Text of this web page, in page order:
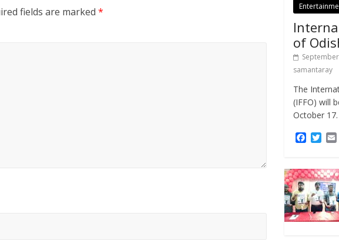
fields are marked *
of
samantaray
The
(IFFO) will
October
e
b
o
o
k
T
t
t
e
r
i
l